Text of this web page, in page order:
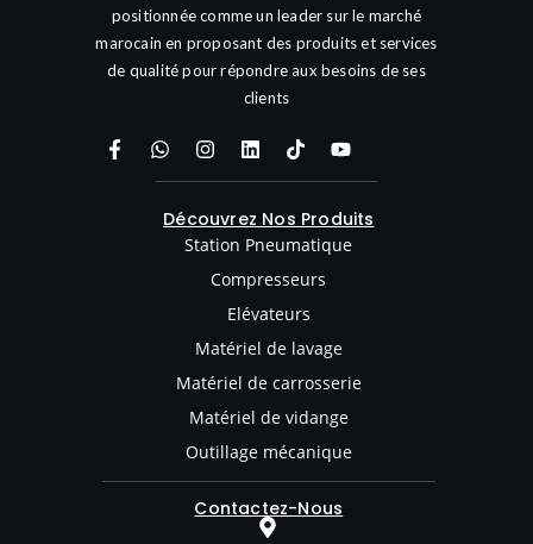
positionnée comme un leader sur le marché
marocain en proposant des produits et services
de qualité pour répondre aux besoins de ses
clients
Découvrez Nos Produits
Station Pneumatique
Compresseurs
Elévateurs
Matériel de lavage
Matériel de carrosserie
Matériel de vidange
Outillage mécanique
Contactez-Nous